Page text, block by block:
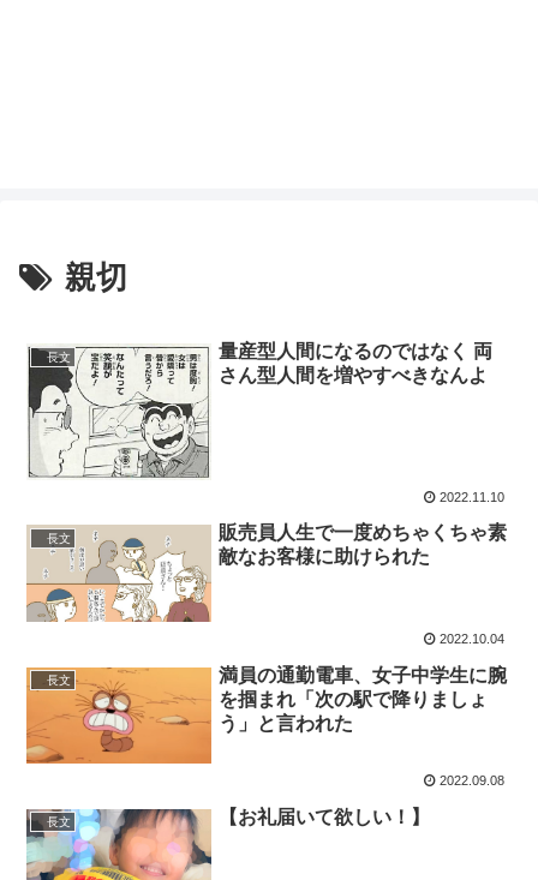
親切
長文
量産型人間になるのではなく 両
さん型人間を増やすべきなんよ
2022.11.10
長文
販売員人生で一度めちゃくちゃ素
敵なお客様に助けられた
2022.10.04
長文
満員の通勤電車、女子中学生に腕
を掴まれ「次の駅で降りましょ
う」と言われた
2022.09.08
長文 【お礼届いて欲しい！】